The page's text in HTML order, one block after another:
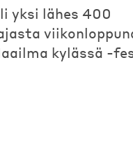
yksi lähes 400
kylässä -